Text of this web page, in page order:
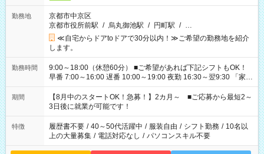
勤務地
京都市中京区
京都市役所前駅 / 烏丸御池駅 / 円町駅 / …
≪自宅からドアtoドアで30分以内！≫ご希望の勤務地を紹介
します。
勤務時間
9:00～18:00（休憩60分） ■ご希望があれば下記シフトもOK！
早番 7:00～16:00 遅番 10:00～19:00 夜勤 16:30～翌9:30 「家族
と休みを合わせたい」 「余裕を持って夕飯の準備がしたい」
「できれば残業はしたくない」 など、ご希望を教えてください
ね。 ※Wワーク希望の方へ 今ご覧のお仕事で希望する勤務時間
と、もう1つのお仕事の勤務時間。 合計で週40時間を超える場
合は応募できません。
期間
【8月中のスタートOK！急募！】2カ月～ ■ご応募から最短2～
3日後に就業が可能です！
特徴 履歴書不要 / 40～50代活躍中 / 服装自由 / シフト勤務 / 10名以
上の大量募集 / 電話対応なし / パソコンスキル不要